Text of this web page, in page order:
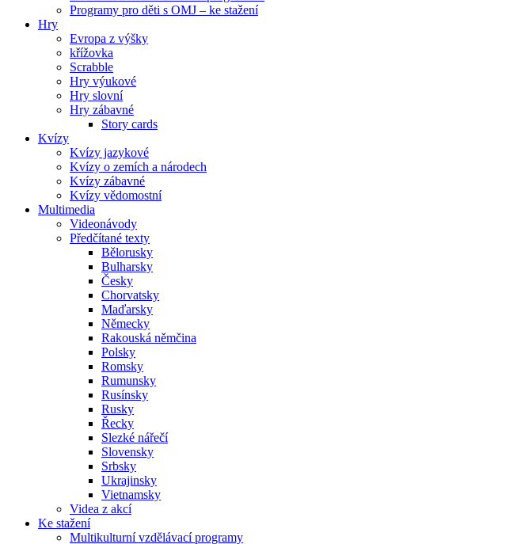
Programy pro děti s OMJ – ke stažení
Hry
Evropa z výšky
křížovka
Scrabble
Hry výukové
Hry slovní
Hry zábavné
Story cards
Kvízy
Kvízy jazykové
Kvízy o zemích a národech
Kvízy zábavné
Kvízy vědomostní
Multimedia
Videonávody
Předčítané texty
Bělorusky
Bulharsky
Česky
Chorvatsky
Maďarsky
Německy
Rakouská němčina
Polsky
Romsky
Rumunsky
Rusínsky
Rusky
Řecky
Slezké nářečí
Slovensky
Srbsky
Ukrajinsky
Vietnamsky
Videa z akcí
Ke stažení
Multikulturní vzdělávací programy